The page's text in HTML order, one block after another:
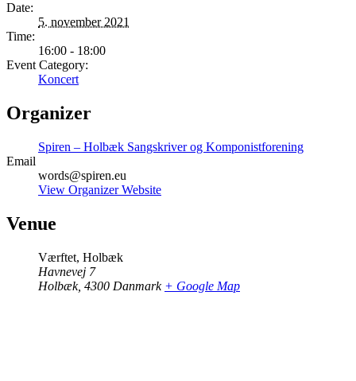
Date:
5. november 2021
Time:
16:00 - 18:00
Event Category:
Koncert
Organizer
Spiren – Holbæk Sangskriver og Komponistforening
Email
words@spiren.eu
View Organizer Website
Venue
Værftet, Holbæk
Havnevej 7
Holbæk, 4300 Danmark + Google Map